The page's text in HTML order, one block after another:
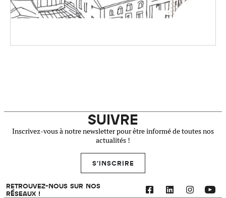
SUIVRE
Inscrivez-vous à notre newsletter pour être informé de toutes nos
actualités !
S'INSCRIRE
RETROUVEZ-NOUS SUR NOS
RÉSEAUX !